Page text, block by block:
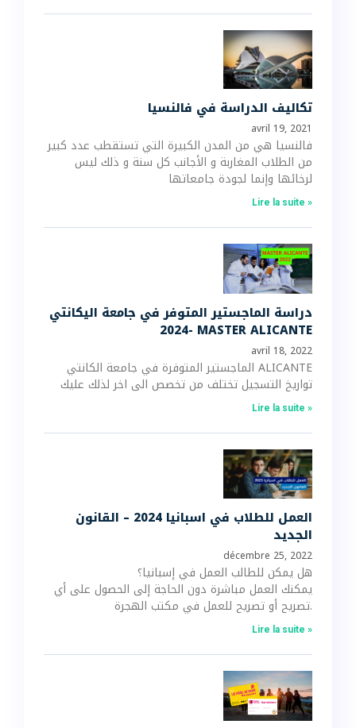
تكاليف الدراسة في فالنسيا
avril 19, 2021
فالنسيا هي من المدن الكبيرة التي تستقطب عدد كبير
من الطلاب المغاربة و الأجانب كل سنة و ذلك ليس
لرخائها وإنما لجودة جامعاتها
Lire la suite »
دراسة الماجستير المتوفر في جامعة اليكانتي
2024- MASTER ALICANTE
avril 18, 2022
تواريخ التسجيل تختلف من تخصص الى اخر لذلك عليك
Lire la suite »
العمل للطلاب في اسبانيا 2024 – القانون
الجديد
décembre 25, 2022
هل يمكن للطالب العمل في إسبانيا؟
يمكنك العمل مباشرة دون الحاجة إلى الحصول على أي
تصريح أو تصريح للعمل في مكتب الهجرة.
Lire la suite »